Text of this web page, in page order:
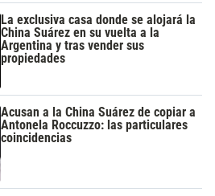
La exclusiva casa donde se alojará la
China Suárez en su vuelta a la
Argentina y tras vender sus
propiedades
Acusan a la China Suárez de copiar a
Antonela Roccuzzo: las particulares
coincidencias